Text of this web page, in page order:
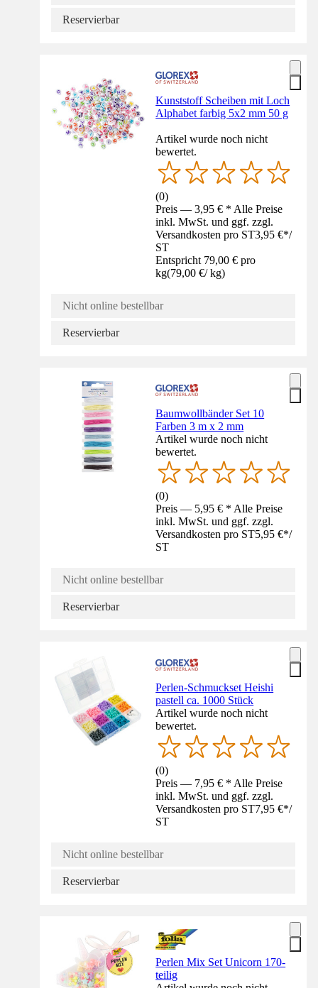
Reservierbar
Kunststoff Scheiben mit Loch
Alphabet farbig 5x2 mm 50 g
Artikel wurde noch nicht
bewertet.
(0)
Preis — 3,95 € * Alle Preise
inkl. MwSt. und ggf. zzgl.
Versandkosten pro ST3,95 €*/
ST
Entspricht 79,00 € pro
kg(79,00 €/ kg)
Nicht online bestellbar
Reservierbar
Baumwollbänder Set 10
Farben 3 m x 2 mm
Artikel wurde noch nicht
bewertet.
(0)
Preis — 5,95 € * Alle Preise
inkl. MwSt. und ggf. zzgl.
Versandkosten pro ST5,95 €*/
ST
Nicht online bestellbar
Reservierbar
Perlen-Schmuckset Heishi
pastell ca. 1000 Stück
Artikel wurde noch nicht
bewertet.
(0)
Preis — 7,95 € * Alle Preise
inkl. MwSt. und ggf. zzgl.
Versandkosten pro ST7,95 €*/
ST
Nicht online bestellbar
Reservierbar
Perlen Mix Set Unicorn 170-
teilig